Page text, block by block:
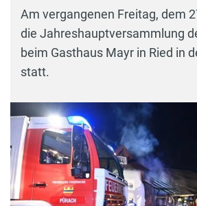
Am vergangenen Freitag, dem
die Jahreshauptversammlung
beim Gasthaus Mayr in Ried in
statt.